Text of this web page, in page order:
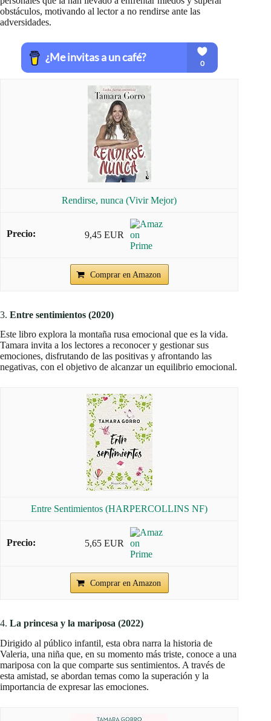
obstáculos, motivando al lector a no rendirse ante las
adversidades.
Rendirse, nunca (Vivir Mejor)
9,45 EUR
Comprar en Amazon
3. Entre sentimientos (2020)
Este libro explora la montaña rusa emocional que es la vida.
Tamara invita a los lectores a reconocer y gestionar sus
emociones, disfrutando de las positivas y afrontando las
negativas, con el objetivo de alcanzar un equilibrio emocional.
Entre Sentimientos (HARPERCOLLINS NF)
5,65 EUR
Comprar en Amazon
4. La princesa y la mariposa (2022)
Dirigido al público infantil, esta obra narra la historia de
Valeria, una niña que, en su momento más triste, conoce a una
mariposa con la que comparte sus sentimientos. A través de
esta amistad, se abordan temas como la superación y la
importancia de expresar las emociones.